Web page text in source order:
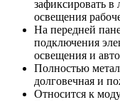
зафиксировать
освещения
На передней
подключения
освещения и
Полностью
долговечная и
Относится к